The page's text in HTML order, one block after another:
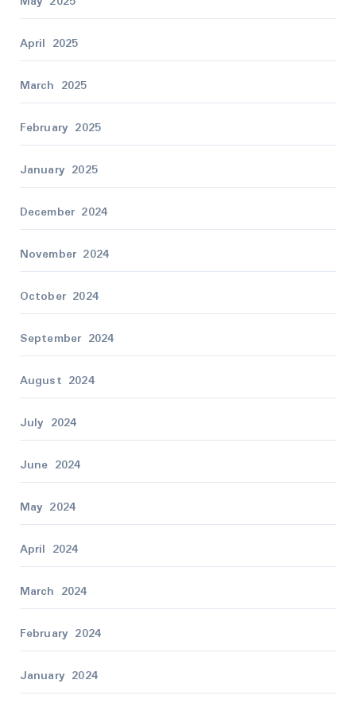
April 2025
March 2025
February 2025
January 2025
December 2024
November 2024
October 2024
September 2024
August 2024
July 2024
June 2024
May 2024
April 2024
March 2024
February 2024
January 2024